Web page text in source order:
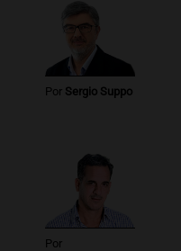
Panorama Federal
Episodios
Por Sergio Suppo
Por